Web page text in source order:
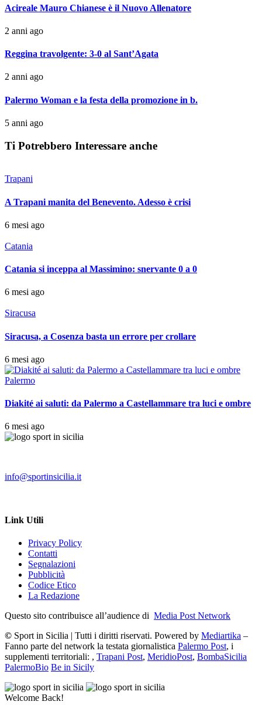
Acireale Mauro Chianese è il Nuovo Allenatore
2 anni ago
Reggina travolgente: 3-0 al Sant’Agata
2 anni ago
Palermo Woman e la festa della promozione in b.
5 anni ago
Ti Potrebbero Interessare anche
Trapani
A Trapani manita del Benevento. Adesso è crisi
6 mesi ago
Catania
Catania si inceppa al Massimino: snervante 0 a 0
6 mesi ago
Siracusa
Siracusa, a Cosenza basta un errore per crollare
6 mesi ago
Palermo
Diakité ai saluti: da Palermo a Castellammare tra luci e ombre
6 mesi ago
info@sportinsicilia.it
Link Utili
Privacy Policy
Contatti
Segnalazioni
Pubblicità
Codice Etico
La Redazione
Questo sito contribuisce all’audience di Media Post Network
© Sport in Sicilia | Tutti i diritti riservati. Powered by Mediartika –
Fanno parte del network la testata giornalistica Palermo Post, i
supplementi territoriali: , Trapani Post, MeridioPost, BombaSicilia
PalermoBio Be in Sicily
Welcome Back!